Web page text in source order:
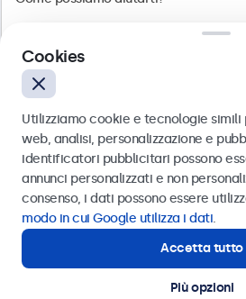
Italiano
© 2026
Inviare
Oppure chiamaci al
Contatta i nostri esperti
Cookies
Utilizziamo cookie e tecnologie
web, analisi, personalizzazione e
identificatori pubblicitari possono
annunci personalizzati e non
consenso, i dati possono essere
modo in cui Google utilizza i dati.
Accetta tutto
Più opzioni